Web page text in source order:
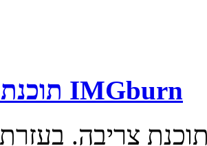
תוכנת צריבה IMGburn